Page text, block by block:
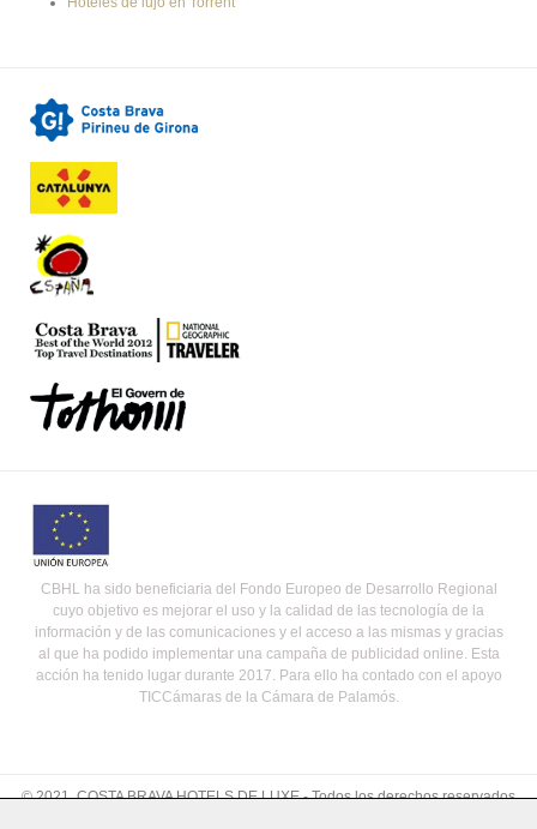
CBHL ha sido beneficiaria del Fondo Europeo de Desarrollo Regional
cuyo objetivo es mejorar el uso y la calidad de las tecnología de la
información y de las comunicaciones y el acceso a las mismas y gracias
al que ha podido implementar una campaña de publicidad online. Esta
acción ha tenido lugar durante 2017. Para ello ha contado con el apoyo
TICCámaras de la Cámara de Palamós.
© 2021. COSTA BRAVA HOTELS DE LUXE - Todos los derechos reservados